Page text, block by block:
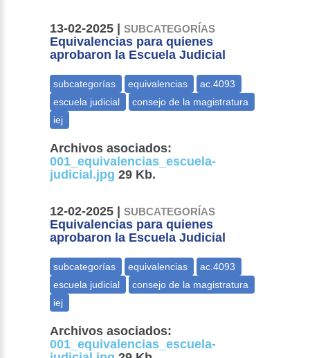
13-02-2025 |SUBCATEGORÍAS
Equivalencias para quienes
aprobaron la Escuela Judicial
Archivos asociados:
001_equivalencias_escuela-
judicial.jpg 29 Kb.
12-02-2025 |SUBCATEGORÍAS
Equivalencias para quienes
aprobaron la Escuela Judicial
Archivos asociados:
001_equivalencias_escuela-